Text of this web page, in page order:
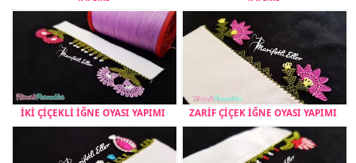
İKİ ÇİÇEKLİ İĞNE OYASI YAPIMI ZARİF ÇİÇEK İĞNE OYASI YAPIMI